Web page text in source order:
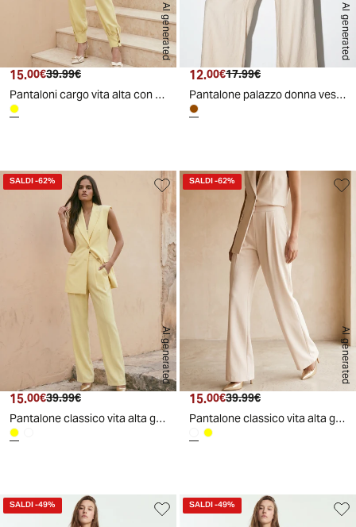
AI generated
Prezzo attuale
15.00€ Prezzo originale
39.99€
Pantaloni cargo vita alta con tasconi donna - Giallo
AI generated
Prezzo attuale
12.00€ Prezzo originale
17.99€
Pantalone palazzo donna vestibilità morbida - coccio
AI generated
SALDI-62%
Prezzo attuale
15.00€ Prezzo originale
39.99€
Pantalone classico vita alta gamba ampia donna - Giallo
AI generated
SALDI-62%
Prezzo attuale
15.00€ Prezzo originale
39.99€
Pantalone classico vita alta gamba ampia donna - Bianco
SALDI-49% SALDI-49%